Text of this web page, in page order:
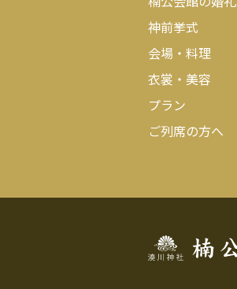
神前挙式
会場・料理
衣裳・美容
プラン
ご列席の方へ